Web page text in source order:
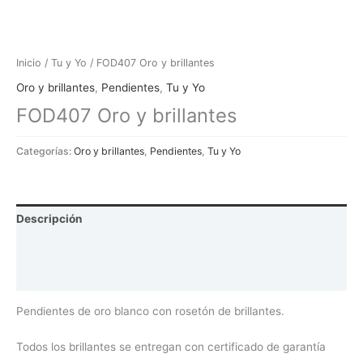
Inicio / Tu y Yo / FOD407 Oro y brillantes
Oro y brillantes, Pendientes, Tu y Yo
FOD407 Oro y brillantes
Categorías: Oro y brillantes Pendientes Tu y Yo
Descripción
Pendientes de oro blanco con rosetón de brillantes.
Todos los brillantes se entregan con certificado de garantía